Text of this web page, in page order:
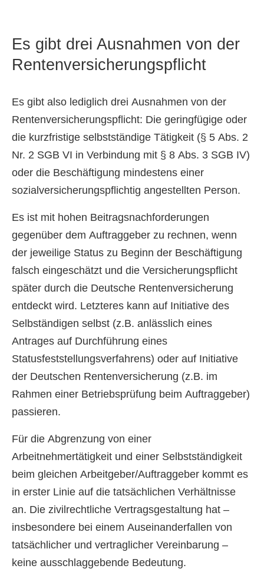
Es gibt drei Ausnahmen von der
Rentenversicherungspflicht
Es gibt also lediglich drei Ausnahmen von der
Rentenversicherungspflicht: Die geringfügige oder
die kurzfristige selbstständige Tätigkeit (§ 5 Abs. 2
Nr. 2 SGB VI in Verbindung mit § 8 Abs. 3 SGB IV)
oder die Beschäftigung mindestens einer
sozialversicherungspflichtig angestellten Person.
Es ist mit hohen Beitragsnachforderungen
gegenüber dem Auftraggeber zu rechnen, wenn
der jeweilige Status zu Beginn der Beschäftigung
falsch eingeschätzt und die Versicherungspflicht
später durch die Deutsche Rentenversicherung
entdeckt wird. Letzteres kann auf Initiative des
Selbständigen selbst (z.B. anlässlich eines
Antrages auf Durchführung eines
Statusfeststellungsverfahrens) oder auf Initiative
der Deutschen Rentenversicherung (z.B. im
Rahmen einer Betriebsprüfung beim Auftraggeber)
passieren.
Für die Abgrenzung von einer
Arbeitnehmertätigkeit und einer Selbstständigkeit
beim gleichen Arbeitgeber/Auftraggeber kommt es
in erster Linie auf die tatsächlichen Verhältnisse
an. Die zivilrechtliche Vertragsgestaltung hat –
insbesondere bei einem Auseinanderfallen von
tatsächlicher und vertraglicher Vereinbarung –
keine ausschlaggebende Bedeutung.